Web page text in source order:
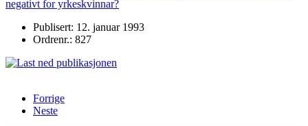
Publisert: 12. januar 1993
Ordrenr.: 827
Forrige
Neste